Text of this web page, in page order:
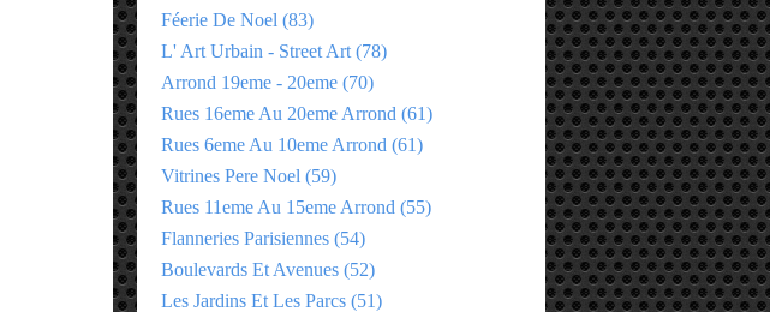
Féerie De Noel (83)
L' Art Urbain - Street Art (78)
Arrond 19eme - 20eme (70)
Rues 16eme Au 20eme Arrond (61)
Rues 6eme Au 10eme Arrond (61)
Vitrines Pere Noel (59)
Rues 11eme Au 15eme Arrond (55)
Flanneries Parisiennes (54)
Boulevards Et Avenues (52)
Les Jardins Et Les Parcs (51)